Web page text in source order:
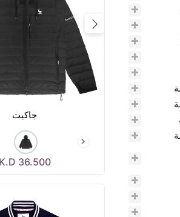
Previous
جاكيت
36.500